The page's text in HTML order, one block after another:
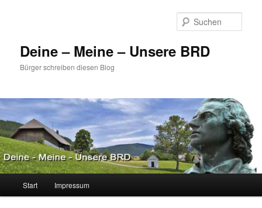
Deine – Meine – Unsere BRD
Bürger schreiben diesen Blog
Start Impressum